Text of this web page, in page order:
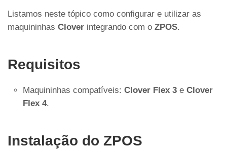
Listamos neste tópico como configurar e utilizar as
maquininhas Clover integrando com o ZPOS.
Requisitos
Maquininhas compatíveis: Clover Flex 3 e Clover
Flex 4.
Instalação do ZPOS